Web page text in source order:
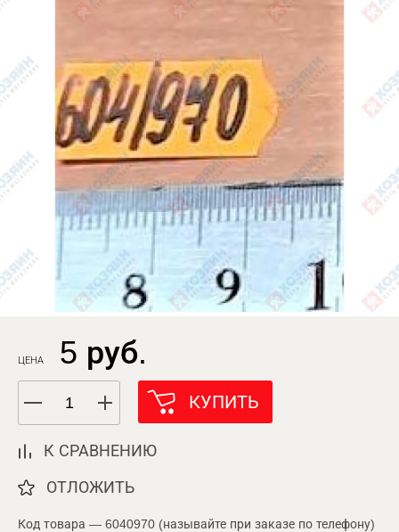
ЦЕНА 5 руб.
КУПИТЬ
К СРАВНЕНИЮ
ОТЛОЖИТЬ
Код товара — 6040970 (называйте при заказе по телефону)